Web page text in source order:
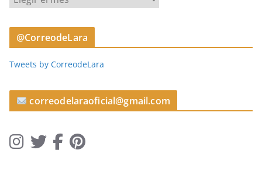
r
t
u
s
@CorreodeLara
Tweets by CorreodeLara
correodelaraoficial@gmail.com